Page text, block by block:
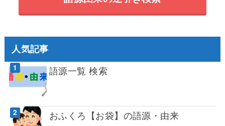
人気記事
語源一覧 検索
おふくろ【お袋】の語源・由来